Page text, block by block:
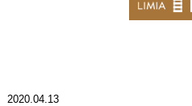
2020.04.13